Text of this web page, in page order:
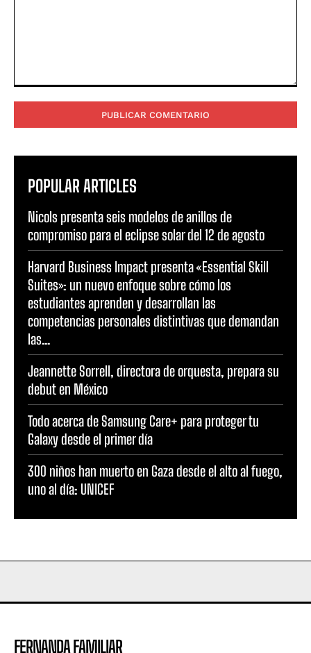
POPULAR ARTICLES
Nicols presenta seis modelos de anillos de
compromiso para el eclipse solar del 12 de agosto
Harvard Business Impact presenta «Essential Skill
Suites»: un nuevo enfoque sobre cómo los
estudiantes aprenden y desarrollan las
competencias personales distintivas que demandan
las...
Jeannette Sorrell, directora de orquesta, prepara su
debut en México
Todo acerca de Samsung Care+ para proteger tu
Galaxy desde el primer día
300 niños han muerto en Gaza desde el alto al fuego,
uno al día: UNICEF
FERNANDA FAMILIAR